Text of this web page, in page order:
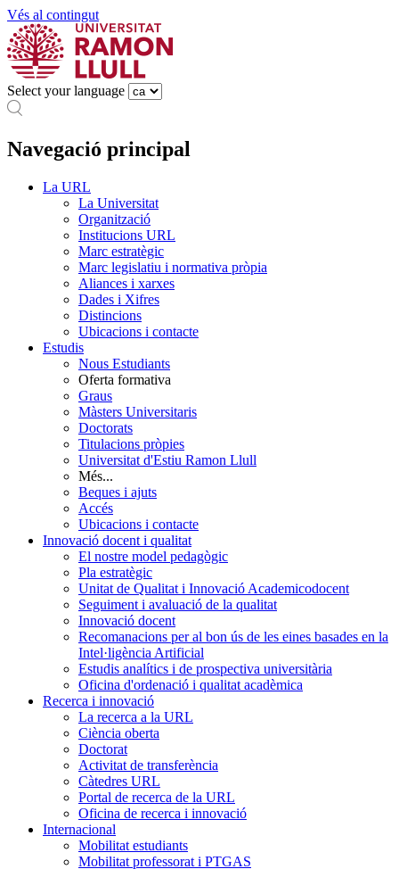
Vés al contingut
Select your language
Navegació principal
La URL
La Universitat
Organització
Institucions URL
Marc estratègic
Marc legislatiu i normativa pròpia
Aliances i xarxes
Dades i Xifres
Distincions
Ubicacions i contacte
Estudis
Nous Estudiants
Oferta formativa
Graus
Màsters Universitaris
Doctorats
Titulacions pròpies
Universitat d'Estiu Ramon Llull
Més...
Beques i ajuts
Accés
Ubicacions i contacte
Innovació docent i qualitat
El nostre model pedagògic
Pla estratègic
Unitat de Qualitat i Innovació Academicodocent
Seguiment i avaluació de la qualitat
Innovació docent
Recomanacions per al bon ús de les eines basades en la
Intel·ligència Artificial
Estudis analítics i de prospectiva universitària
Oficina d'ordenació i qualitat acadèmica
Recerca i innovació
La recerca a la URL
Ciència oberta
Doctorat
Activitat de transferència
Càtedres URL
Portal de recerca de la URL
Oficina de recerca i innovació
Internacional
Mobilitat estudiants
Mobilitat professorat i PTGAS